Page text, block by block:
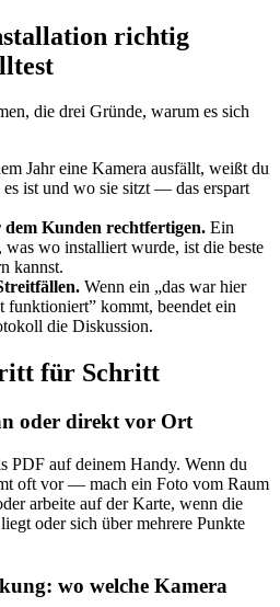
richtig
die drei Gründe, warum es sich
Jahr eine Kamera ausfällt, weißt du
ist und wo sie sitzt — das erspart
Kunden rechtfertigen. Ein
wo installiert wurde, ist die beste
kannst.
Wenn ein „das war hier
funktioniert” kommt, beendet ein
die Diskussion.
für Schritt
oder direkt vor Ort
PDF auf deinem Handy. Wenn du
oft vor — mach ein Foto vom Raum
arbeite auf der Karte, wenn die
oder sich über mehrere Punkte
wo welche Kamera